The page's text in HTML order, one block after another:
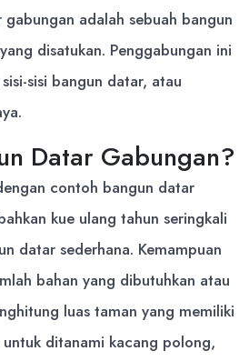
adalah sebuah bangun
disatukan. Penggabungan ini
sisi bangun datar, atau
Datar Gabungan?
contoh bangun datar
kue ulang tahun seringkali
datar sederhana. Kemampuan
bahan yang dibutuhkan atau
luas taman yang memiliki
ditanami kacang polong,